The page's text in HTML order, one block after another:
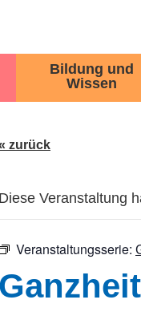
Bildung und
Wissen
zurück
Diese Veranstaltung
Veranstaltungsserie: